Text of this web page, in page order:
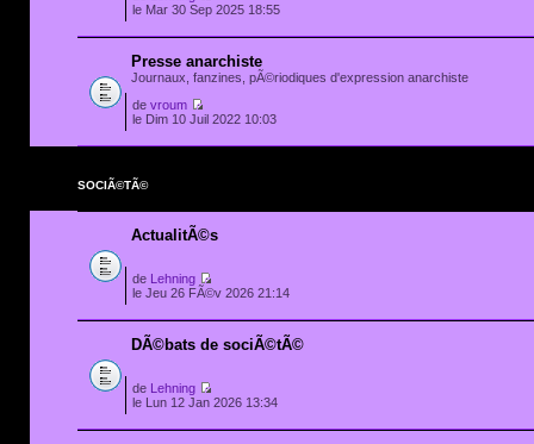
le Mar 30 Sep 2025 18:55
Presse anarchiste
Journaux, fanzines, pÃ©riodiques d'expression anarchiste
de vroum
le Dim 10 Juil 2022 10:03
SOCIÃ©TÃ©
ActualitÃ©s
de
Lehning
le Jeu 26 FÃ©v 2026 21:14
DÃ©bats de sociÃ©tÃ©
de
Lehning
le Lun 12 Jan 2026 13:34